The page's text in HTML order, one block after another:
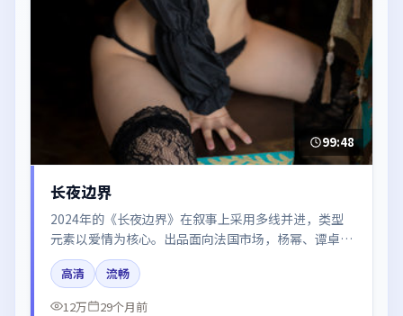
99:48
长夜边界
2024年的《长夜边界》在叙事上采用多线并进，类型
元素以爱情为核心。出品面向法国市场，杨幂、谭卓、
雷佳音、沈腾、段奕宏所饰角色推动关键反转，结尾留
白引发讨论。
高清
流畅
12万
29个月前